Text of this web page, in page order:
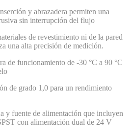
y abrazadera permiten una
sin interrupción del flujo
de revestimiento ni de la pared
una alta precisión de medición.
de funcionamiento de -30 °C a 90 °C
de grado 1,0 para un rendimiento
y fuente de alimentación que incluyen
con alimentación dual de 24 V